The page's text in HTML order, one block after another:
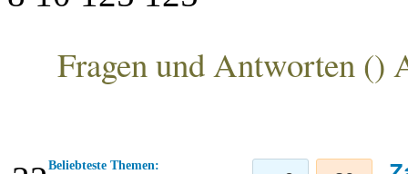
Fragen und Antworten ()
Beliebteste Themen: